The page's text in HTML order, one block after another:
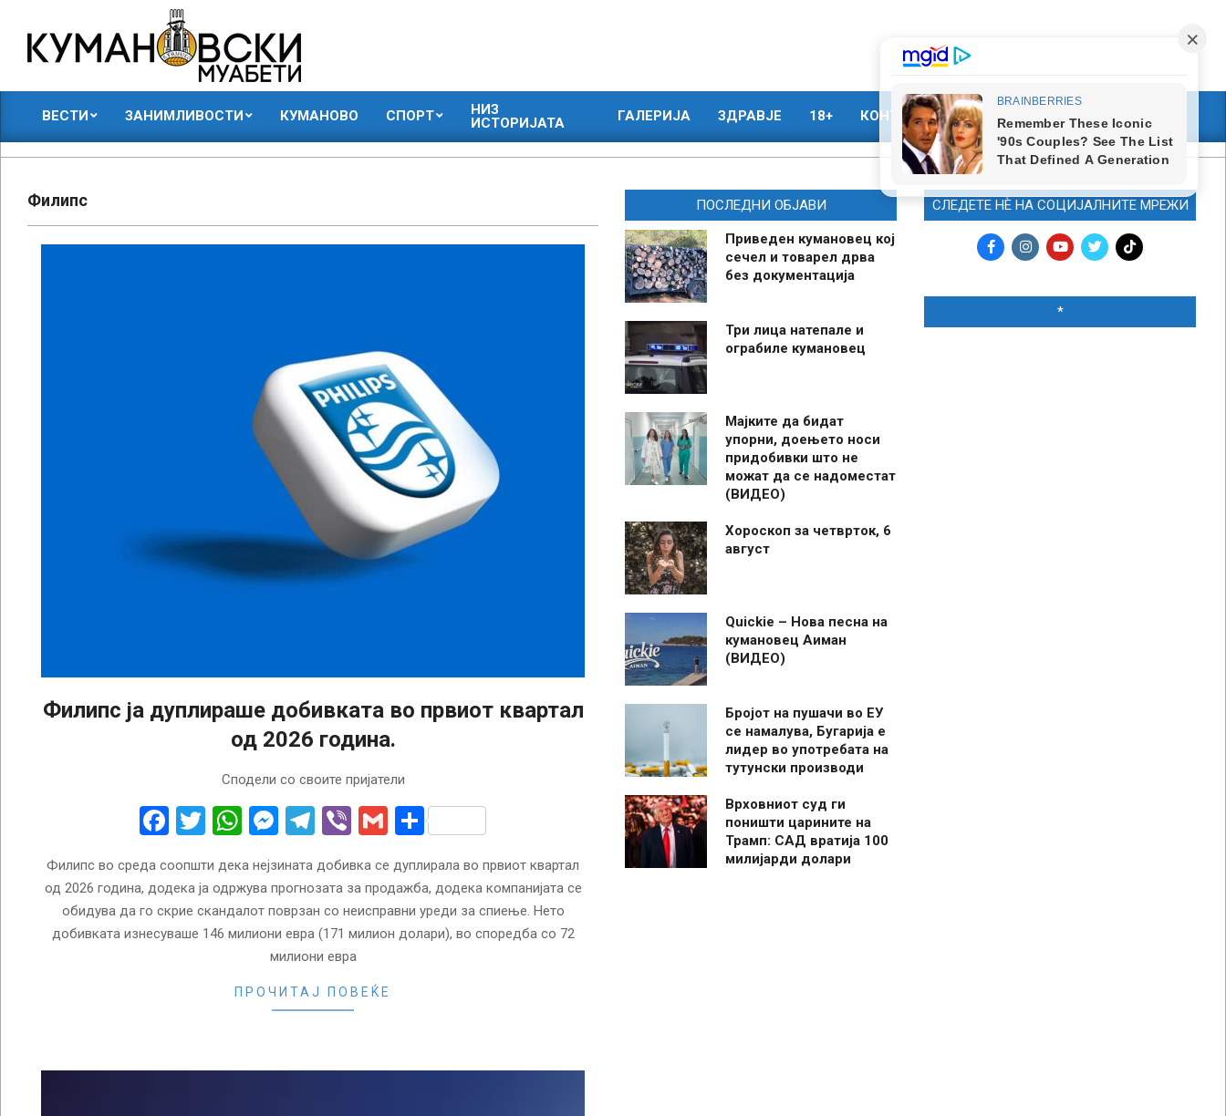
content
КУМАНОВСКИ
МУАБЕТИ
ВЕСТИ ЗАНИМЛИВОСТИ КУМАНОВО СПОРТ
НИЗ
ИСТОРИЈАТА
ГАЛЕРИЈА ЗДРАВЈЕ 18+ КОНТАКТ МАРКЕТИНГ
Филипс
Филипс ја дуплираше добивката во првиот квартал
од 2026 година.
Сподели со своите пријатели
Facebook
Twitter
WhatsApp
Messenger
Telegram
ViberGmailShare
Филипс во среда соопшти дека нејзината добивка се дуплирала во првиот квартал
од 2026 година, додека ја одржува прогнозата за продажба, додека компанијата се
обидува да го скрие скандалот поврзан со неисправни уреди за спиење. Нето
добивката изнесуваше 146 милиони евра (171 милион долари), во споредба со 72
милиони евра
ПРОЧИТАЈ ПОВЕЌЕ
ПОСЛЕДНИ ОБЈАВИ
Приведен кумановец кој
сечел и товарел дрва
без документација
Три лица натепале и
ограбиле кумановец
Мајките да бидат
упорни, доењето носи
придобивки што не
можат да се надоместат
(ВИДЕО)
Хороскоп за четврток, 6
август
Quickie – Нова песна на
кумановец Аиман
(ВИДЕО)
Бројот на пушачи во ЕУ
се намалува, Бугарија е
лидер во употребата на
тутунски производи
Врховниот суд ги
поништи царините на
Трамп: САД вратија 100
милијарди долари
СЛЕДЕТЕ НЀ НА СОЦИЈАЛНИТЕ МРЕЖИ
*